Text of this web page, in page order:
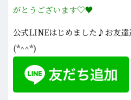
がとうございます♡♥
公式LINEはじめました♪お友達
(*^^*)